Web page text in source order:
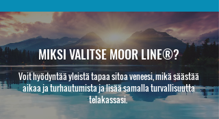
MIKSI VALITSE MOOR LINE®?
Voit hyödyntää yleistä tapaa sitoa veneesi, mikä säästää
aikaa ja turhautumista ja lisää samalla turvallisuutta
telakassasi.